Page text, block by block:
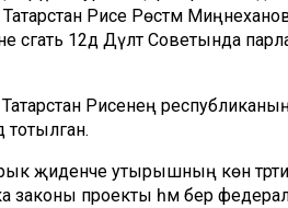
Рәисе Рөстәм Миңнеханов
12дә Дәүләт Советында
Рәисенең
тотылган.
җиденче утырышның көн
законы проекты һәм бер